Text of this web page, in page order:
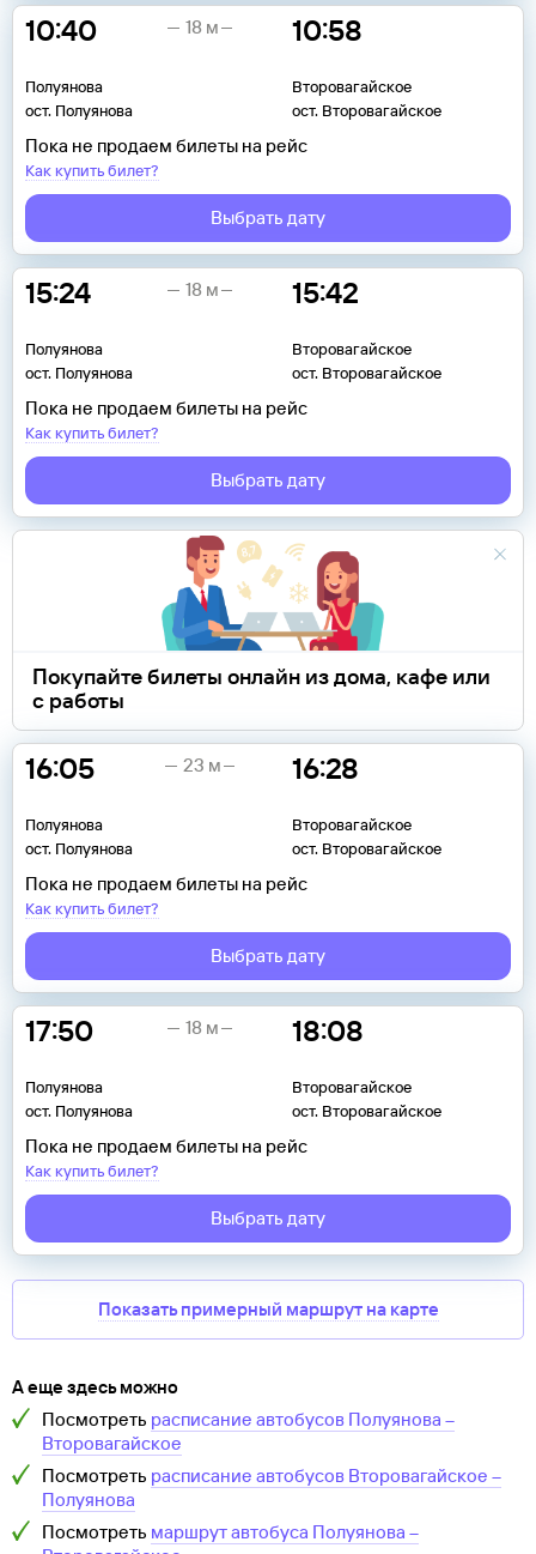
10:40
Полуянова
ост. Полуянова
10:58
Второвагайское
ост. Второвагайское
18 м
Пока не продаем билеты на рейс
Как купить билет?
Выбрать дату
15:24
Полуянова
ост. Полуянова
15:42
Второвагайское
ост. Второвагайское
18 м
Пока не продаем билеты на рейс
Как купить билет?
Выбрать дату
Покупайте билеты онлайн из дома, кафе или
с работы
16:05
Полуянова
ост. Полуянова
16:28
Второвагайское
ост. Второвагайское
23 м
Пока не продаем билеты на рейс
Как купить билет?
Выбрать дату
17:50
Полуянова
ост. Полуянова
18:08
Второвагайское
ост. Второвагайское
18 м
Пока не продаем билеты на рейс
Как купить билет?
Выбрать дату
Показать примерный маршрут на карте
А еще здесь можно
Посмотреть расписание автобусов Полуянова –
Второвагайское
Посмотреть расписание автобусов Второвагайское –
Полуянова
Посмотреть маршрут автобуса Полуянова –